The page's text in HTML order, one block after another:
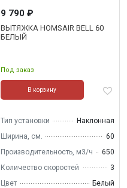
ВЫТЯЖКА HOMSAIR BELL 60
БЕЛЫЙ
Под заказ
9 790 ₽
В корзину
Тип установки
Наклонная
Ширина, см.
60
Производительность, м3/ч
650
Количество скоростей
3
Цвет
Белый